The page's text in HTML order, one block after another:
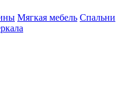
Мягкая мебель Спальни